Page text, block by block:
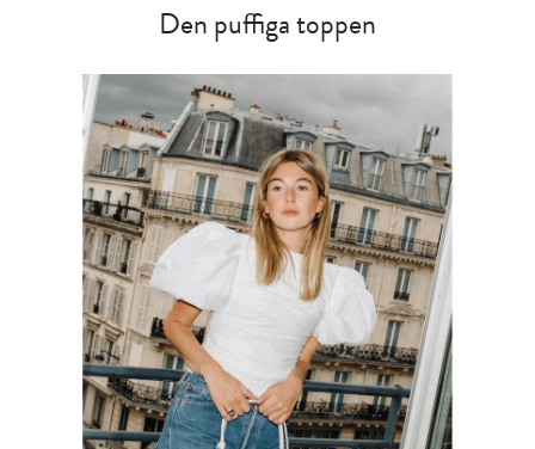
Den puffiga toppen